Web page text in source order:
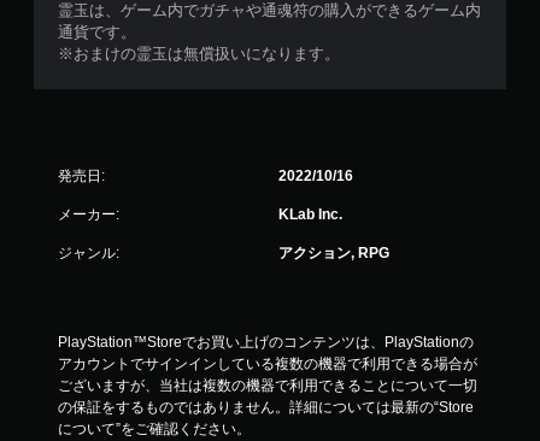
霊玉は、ゲーム内でガチャや通魂符の購入ができるゲーム内
通貨です。
※おまけの霊玉は無償扱いになります。
発売日: 2022/10/16
メーカー: KLab Inc.
ジャンル: アクション, RPG
PlayStation™Storeでお買い上げのコンテンツは、PlayStationの
アカウントでサインインしている複数の機器で利用できる場合が
ございますが、当社は複数の機器で利用できることについて一切
の保証をするものではありません。詳細については最新の“Store
について”をご確認ください。